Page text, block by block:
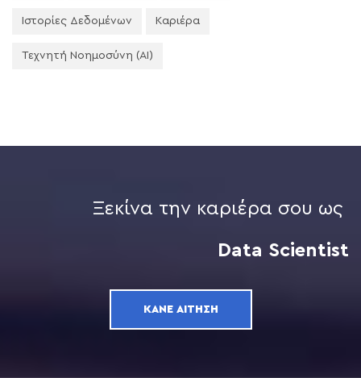
Ιστορίες Δεδομένων Καριέρα
Τεχνητή Νοημοσύνη (AI)
Ξεκίνα την καριέρα σου ως
Data Scientist
ΚΆΝΕ ΑΊΤΗΣΗ